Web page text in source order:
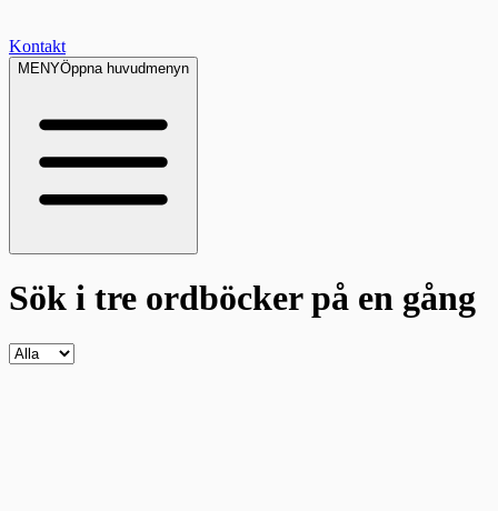
Kontakt
MENYÖppna huvudmenyn
Sök i tre ordböckerpå en gång